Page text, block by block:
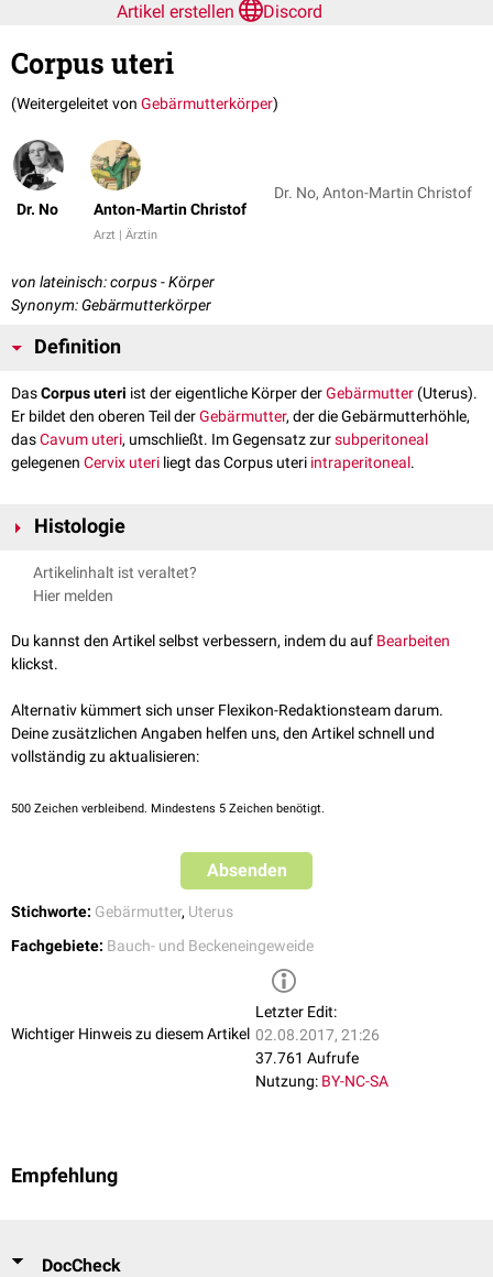
Artikel erstellen
Discord
Corpus uteri
(Weitergeleitet von Gebärmutterkörper)
Dr. No Anton-Martin Christof
Arzt | Ärztin
Dr. No, Anton-Martin Christof
von lateinisch: corpus - Körper
Synonym: Gebärmutterkörper
Definition
DasCorpus uteri ist der eigentliche Körper derGebärmutter (Uterus).
Er bildet den oberen Teil derGebärmutter, der die Gebärmutterhöhle,
dasCavum uteri, umschließt. Im Gegensatz zursubperitoneal
gelegenen Cervix uteri liegt das Corpus uteri intraperitoneal.
Histologie
Histologisch lassen sich am Corpus uteri von innen nach außen drei
Gewebeschichten unterscheiden:
Myometrium
Perimetrium
Artikelinhalt ist veraltet?
Hier melden
Du kannst den Artikel selbst verbessern, indem du auf Bearbeiten
klickst.
Alternativ kümmert sich unser Flexikon-Redaktionsteam darum.
Deine zusätzlichen Angaben helfen uns, den Artikel schnell und
vollständig zu aktualisieren:
500 Zeichen verbleibend. Mindestens 5 Zeichen benötigt.
Absenden
Stichworte: Gebärmutter, Uterus
Fachgebiete: Bauch- und Beckeneingeweide
Wichtiger Hinweis zu diesem Artikel
Letzter Edit:
02.08.2017, 21:26
37.761 Aufrufe
Nutzung: BY-NC-SA
Empfehlung
DocCheck